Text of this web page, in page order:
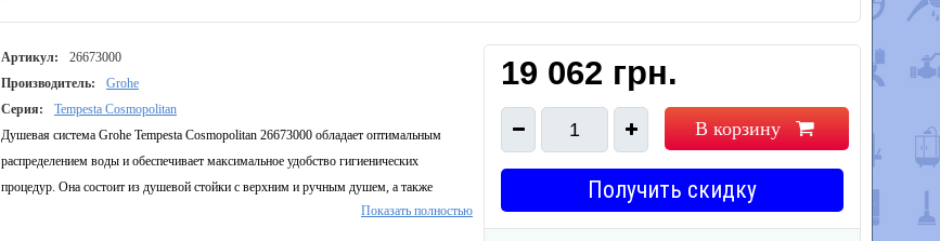
Артикул:
26673000
Производитель:
Grohe
Серия:
Tempesta Cosmopolitan
Душевая система Grohe Tempesta Cosmopolitan 26673000 обладает оптимальным
распределением воды и обеспечивает максимальное удобство гигиенических
процедур. Она состоит из душевой стойки с верхним и ручным душем, а также
удобного смесителя. Долговечность и износостойкость гарантируется благодаря
Показать полностью
19 062 грн.
1 В корзину
Получить скидку